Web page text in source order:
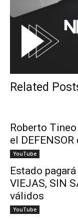
Related
Roberto
el
YouTube
Estado
VIEJAS, SIN
válidos
YouTube